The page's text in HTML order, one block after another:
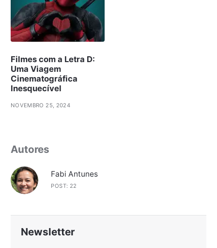
Filmes com a Letra D:
Uma Viagem
Cinematográfica
Inesquecível
NOVEMBRO 25, 2024
Autores
Fabi Antunes
POST: 22
Newsletter